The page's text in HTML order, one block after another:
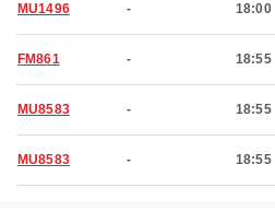
MU1496 - 18:00
FM861 - 18:55
MU8583 - 18:55
MU8583 - 18:55